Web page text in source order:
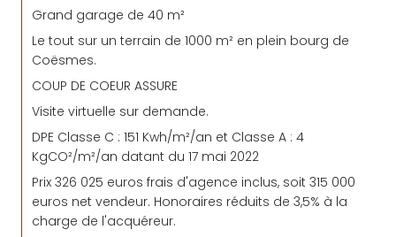
Grand garage de 40 m²
Le tout sur un terrain de 1000 m² en plein bourg de
Coësmes.
COUP DE COEUR ASSURE
Visite virtuelle sur demande.
DPE Classe C : 151 Kwh/m²/an et Classe A : 4
KgCO²/m²/an datant du 17 mai 2022
Prix 326 025 euros frais d'agence inclus, soit 315 000
euros net vendeur. Honoraires réduits de 3,5% à la
charge de l'acquéreur.